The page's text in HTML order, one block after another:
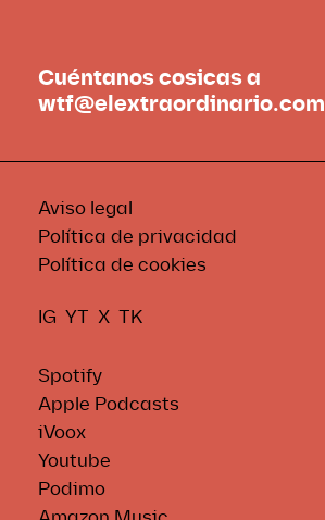
Cuéntanos cosicas a
wtf@elextraordinario.com
Aviso legal
Política de privacidad
Política de cookies
IG YT X TK
Spotify
Apple Podcasts
iVoox
Youtube
Podimo